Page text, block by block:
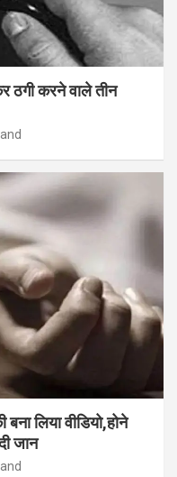
ठगी करने वाले तीन
लिया वीडियो,होने
जान